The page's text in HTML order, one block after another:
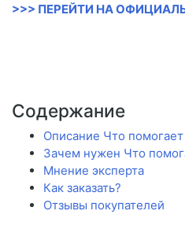
>>> ПЕРЕЙТИ НА
Содержание
Описание Что
Зачем нужен Что
Мнение эксперта
Как заказать?
Отзывы покупателей